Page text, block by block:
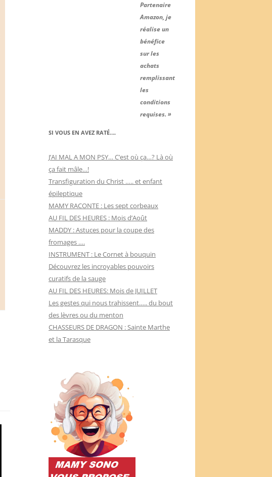
Partenaire
Amazon, je
réalise un
bénéfice
sur les
achats
remplissant
les
conditions
requises. »
SI VOUS EN AVEZ RATÉ….
J’AI MAL A MON PSY… C’est où ça…? Là où
ça fait mâle…!
Transfiguration du Christ ….. et enfant
épileptique
MAMY RACONTE : Les sept corbeaux
AU FIL DES HEURES : Mois d’Août
MADDY : Astuces pour la coupe des
fromages ….
INSTRUMENT : Le Cornet à bouquin
Découvrez les incroyables pouvoirs
curatifs de la sauge
AU FIL DES HEURES: Mois de JUILLET
Les gestes qui nous trahissent….. du bout
des lèvres ou du menton
CHASSEURS DE DRAGON : Sainte Marthe
et la Tarasque